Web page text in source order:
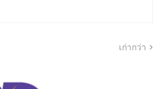
เก่ากว่า